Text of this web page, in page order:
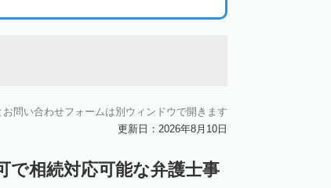
問い合わせフォームは別ウィンドウで開きます
更新日：2026年8月10日
で相続対応可能な弁護士事